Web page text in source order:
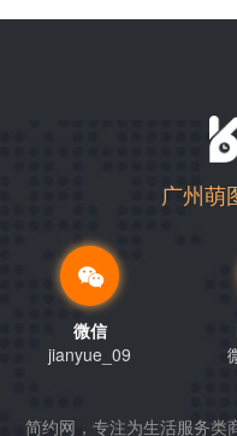
广州萌
微信
jianyue_09
简约网，专注为生活服务类